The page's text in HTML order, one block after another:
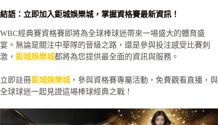
結語：立即加入鉅城娛樂城，掌握資格賽最新資訊！
WBC經典賽資格賽即將為全球棒球迷帶來一場盛大的體育盛
宴。無論是關注中華隊的晉級之路，還是參與投注感受比賽刺
激， 鉅城娛樂城都將為您提供最全面的資訊與服務。
立即註冊鉅城娛樂城，參與資格賽專屬活動，免費觀看直播，與
全球球迷一起見證這場棒球經典之戰！